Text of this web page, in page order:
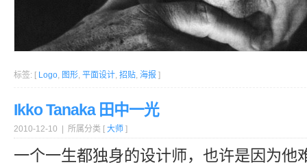
标签: [ Logo, 图形, 平面设计, 招贴, 海报 ]
Ikko Tanaka 田中一光
2010-12-10 | 所属分类 [ 大师 ]
一个一生都独身的设计师，也许是因为他